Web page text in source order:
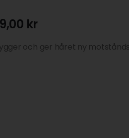
kr
och ger håret ny